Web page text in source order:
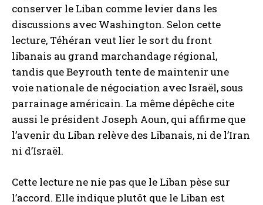
conserver le Liban comme levier dans les
discussions avec Washington. Selon cette
lecture, Téhéran veut lier le sort du front
libanais au grand marchandage régional,
tandis que Beyrouth tente de maintenir une
voie nationale de négociation avec Israël, sous
parrainage américain. La même dépêche cite
aussi le président Joseph Aoun, qui affirme que
l’avenir du Liban relève des Libanais, ni de l’Iran
ni d’Israël.
Cette lecture ne nie pas que le Liban pèse sur
l’accord. Elle indique plutôt que le Liban est